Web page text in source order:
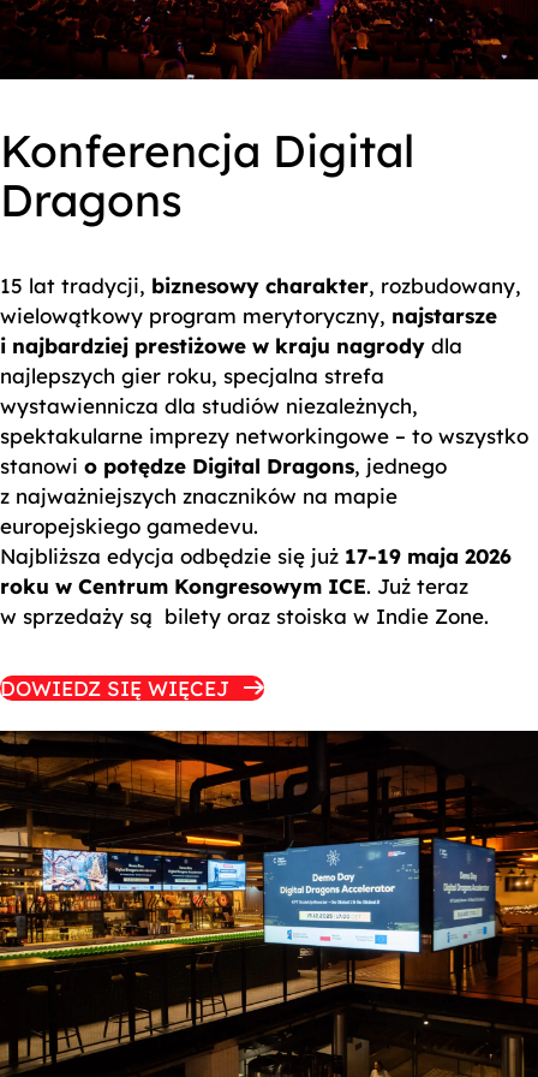
Konferencja Digital
Dragons
15 lat tradycji, biznesowy charakter, rozbudowany,
wielowątkowy program merytoryczny, najstarsze
i najbardziej prestiżowe w kraju nagrody dla
najlepszych gier roku, specjalna strefa
wystawiennicza dla studiów niezależnych,
spektakularne imprezy networkingowe – to wszystko
stanowi o potędze Digital Dragons, jednego
z najważniejszych znaczników na mapie
europejskiego gamedevu.
Najbliższa edycja odbędzie się już 17-19 maja 2026
roku w Centrum Kongresowym ICE. Już teraz
w sprzedaży są bilety oraz stoiska w Indie Zone.
DOWIEDZ SIĘ WIĘCEJ